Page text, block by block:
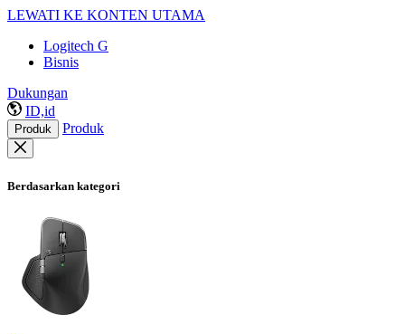
LEWATI KE KONTEN UTAMA
Logitech G
Bisnis
Dukungan
ID,id
Produk Produk
Berdasarkan kategori